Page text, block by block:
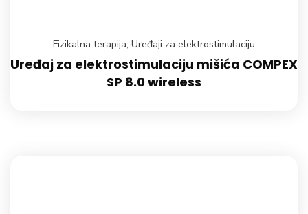
Fizikalna terapija, Uređaji za elektrostimulaciju
Uređaj za elektrostimulaciju mišića COMPEX
SP 8.0 wireless